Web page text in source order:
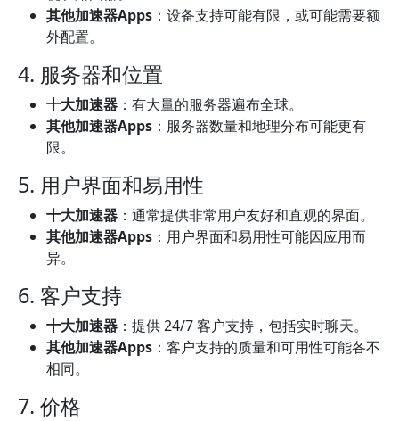
其他加速器Apps ：设备支持可能有限，或可能需要额
外配置。
4. 服务器和位置
十大加速器 ：有大量的服务器遍布全球。
其他加速器Apps ：服务器数量和地理分布可能更有
限。
5. 用户界面和易用性
十大加速器 ：通常提供非常用户友好和直观的界面。
其他加速器Apps ：用户界面和易用性可能因应用而
异。
6. 客户支持
十大加速器 ：提供 24/7 客户支持，包括实时聊天。
其他加速器Apps ：客户支持的质量和可用性可能各不
相同。
7. 价格